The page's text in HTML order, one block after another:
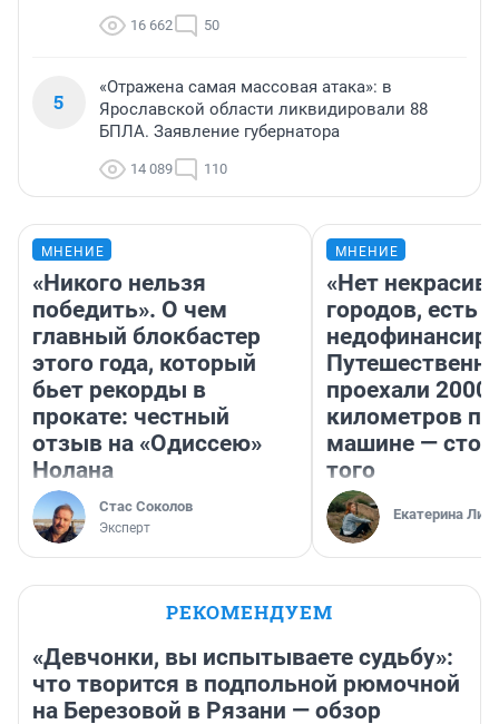
16 662 50
5
«Отражена самая массовая атака»: в
Ярославской области ликвидировали 88
БПЛА. Заявление губернатора
14 089 110
МНЕНИЕ
«Никого нельзя
победить». О чем
главный блокбастер
этого года, который
бьет рекорды в
прокате: честный
отзыв на «Одиссею»
Нолана
Стас Соколов
Эксперт
МНЕНИЕ
«Нет
городов, есть
проехали 2000
километров по
машине —
того
Екатерина
РЕКОМЕНДУЕМ
«Девчонки, вы испытываете судьбу»:
что творится в подпольной рюмочной
на Березовой в Рязани — обзор